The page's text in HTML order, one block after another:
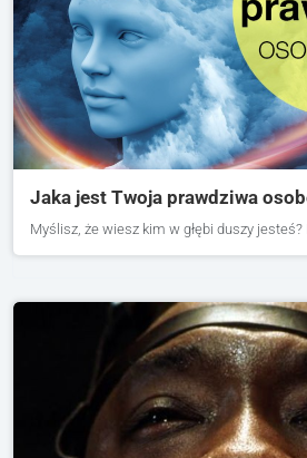
Jaka jest Twoja prawdziwa
Myślisz, że wiesz kim w głębi duszy